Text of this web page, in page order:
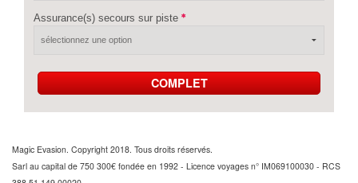
Assurance(s) secours sur piste
COMPLET
Magic Evasion. Copyright 2018. Tous droits réservés.
Sarl au capital de 750 300€ fondée en 1992 - Licence voyages n° IM069100030 - RCS